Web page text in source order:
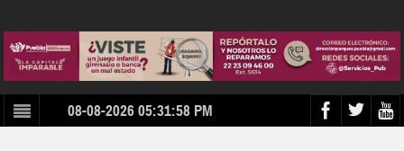
08-08-2026 05:31:58 PM